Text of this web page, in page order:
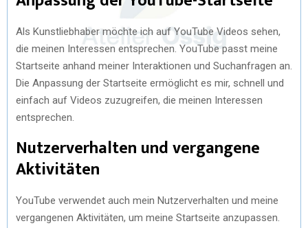
Als Kunstliebhaber möchte ich auf YouTube Videos sehen,
die meinen Interessen entsprechen. YouTube passt meine
Startseite anhand meiner Interaktionen und Suchanfragen an.
Die Anpassung der Startseite ermöglicht es mir, schnell und
einfach auf Videos zuzugreifen, die meinen Interessen
entsprechen.
Nutzerverhalten und vergangene
Aktivitäten
YouTube verwendet auch mein Nutzerverhalten und meine
vergangenen Aktivitäten, um meine Startseite anzupassen.